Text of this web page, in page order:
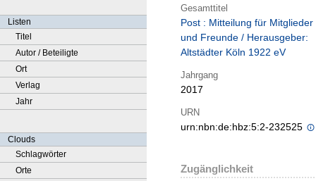
Listen
Titel
Autor / Beteiligte
Ort
Verlag
Jahr
Clouds
Schlagwörter
Orte
Gesamttitel
Post : Mitteilung für Mitglieder
und Freunde / Herausgeber:
Altstädter Köln 1922 eV
Jahrgang
2017
URN
urn:nbn:de:hbz:5:2-232525
Zugänglichkeit